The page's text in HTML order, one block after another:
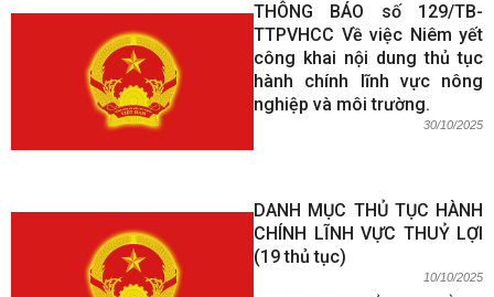
THÔNG BÁO số 129/TB-
TTPVHCC Về việc Niêm yết
công khai nội dung thủ tục
hành chính lĩnh vực nông
nghiệp và môi trường.
30/10/2025
DANH MỤC THỦ TỤC HÀNH
CHÍNH LĨNH VỰC THUỶ LỢI
(19 thủ tục)
10/10/2025